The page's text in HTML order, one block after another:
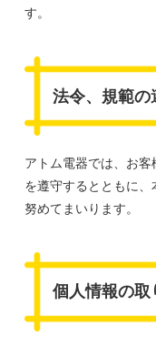
す。
法令、規範の
アトム電器では、お
を遵守するとともに
努めてまいります。
個人情報の取